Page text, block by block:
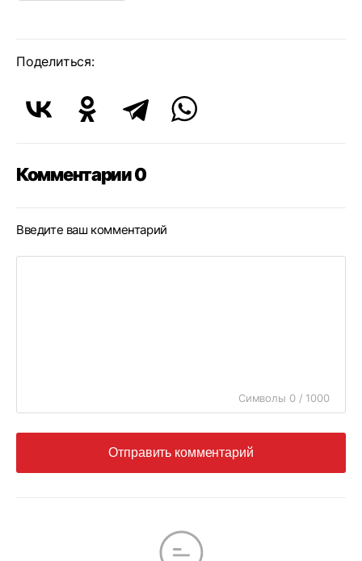
Поделиться:
Комментарии 0
Введите ваш комментарий
Символы 0 / 1000
Отправить комментарий